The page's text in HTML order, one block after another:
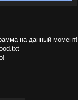
на данный момент!